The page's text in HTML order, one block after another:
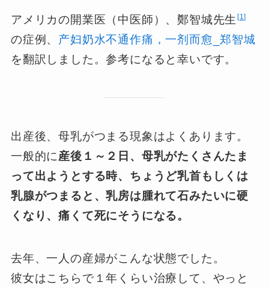
アメリカの開業医（中医師）、鄭智城先生 1
の症例、 产妇奶水不通作痛，一剂而愈_郑智城
を翻訳しました。参考になると幸いです。
出産後、母乳がつまる現象はよくあります。
一般的に産後１～２日、母乳がたくさんたま
って出ようとする時、ちょうど乳首もしくは
乳腺がつまると、乳房は腫れて石みたいに硬
くなり、痛くて死にそうになる。
去年、一人の産婦がこんな状態でした。
彼女はこちらで１年くらい治療して、やっと